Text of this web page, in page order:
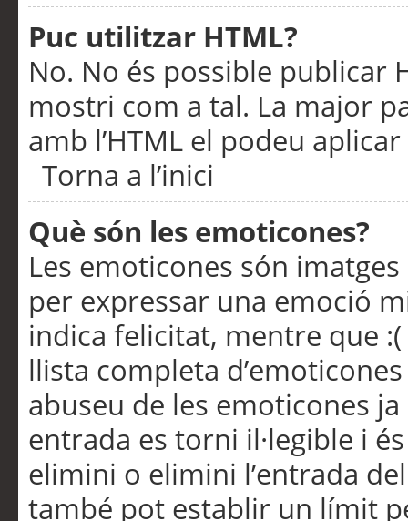
Puc utilitzar HTML?
No. No és possible publicar
mostri com a tal. La major
amb l’HTML el podeu
Torna a l’inici
Què són les emoticones?
Les emoticones són
per expressar una emoció
indica felicitat, mentre que
llista completa
abuseu de les emoticones
entrada es torni il·legible i
elimini o elimini l’entrada
també pot establir un límit